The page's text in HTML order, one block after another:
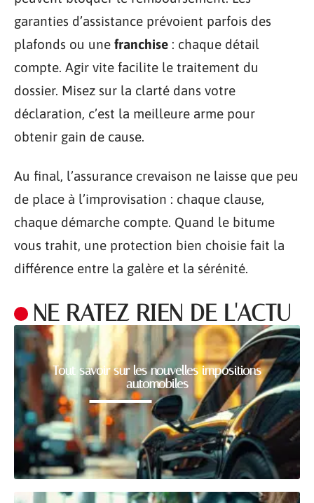
garanties d’assistance prévoient parfois des
plafonds ou une franchise : chaque détail
compte. Agir vite facilite le traitement du
dossier. Misez sur la clarté dans votre
déclaration, c’est la meilleure arme pour
obtenir gain de cause.
Au final, l’assurance crevaison ne laisse que peu
de place à l’improvisation : chaque clause,
chaque démarche compte. Quand le bitume
vous trahit, une protection bien choisie fait la
différence entre la galère et la sérénité.
NE RATEZ RIEN DE L'ACTU
Tout savoir sur les nouvelles impositions
automobiles